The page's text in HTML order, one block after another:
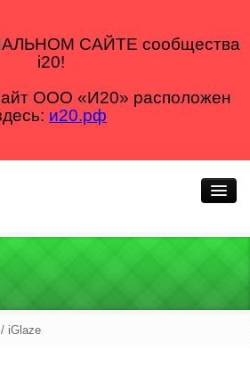
САЙТЕ сообщества
i20!
ООО «И20» расположен
и20.рф
/ iGlaze